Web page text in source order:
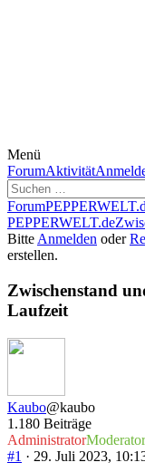
Menü
Forum-
Navigation
ForumAktivität
Forum-
Breadcrumbs
-
Du
hier:
Forum
PEPPERWELT.de
BitteAnmelden oder
erstellen.
Zwischenstand
Laufzeit
Kaubo@kaubo
1.180 Beiträge
AdministratorModerator
#1 · 29. Juli 2023,